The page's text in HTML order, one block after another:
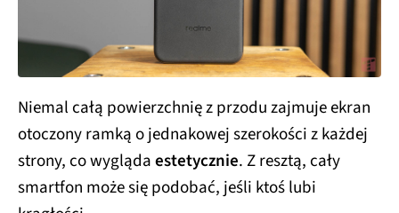
Niemal całą powierzchnię z przodu zajmuje ekran
otoczony ramką o jednakowej szerokości z każdej
strony, co wyglądaestetycznie. Z resztą, cały
smartfon może się podobać, jeśli ktoś lubi